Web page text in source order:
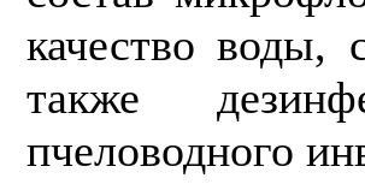
качество воды,
также
пчеловодного